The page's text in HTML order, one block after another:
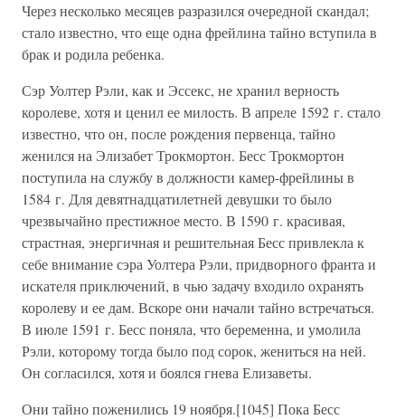
Через несколько месяцев разразился очередной скандал;
стало известно, что еще одна фрейлина тайно вступила в
брак и родила ребенка.
Сэр Уолтер Рэли, как и Эссекс, не хранил верность
королеве, хотя и ценил ее милость. В апреле 1592 г. стало
известно, что он, после рождения первенца, тайно
женился на Элизабет Трокмортон. Бесс Трокмортон
поступила на службу в должности камер-фрейлины в
1584 г. Для девятнадцатилетней девушки то было
чрезвычайно престижное место. В 1590 г. красивая,
страстная, энергичная и решительная Бесс привлекла к
себе внимание сэра Уолтера Рэли, придворного франта и
искателя приключений, в чью задачу входило охранять
королеву и ее дам. Вскоре они начали тайно встречаться.
В июле 1591 г. Бесс поняла, что беременна, и умолила
Рэли, которому тогда было под сорок, жениться на ней.
Он согласился, хотя и боялся гнева Елизаветы.
Они тайно поженились 19 ноября.[1045] Пока Бесс